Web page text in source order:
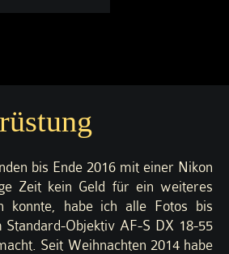
bis Ende 2016 mit einer Nikon
Zeit kein Geld für ein weiteres
konnte, habe ich alle Fotos bis
Standard-Objektiv AF-S DX 18-55
Seit Weihnachten 2014 habe